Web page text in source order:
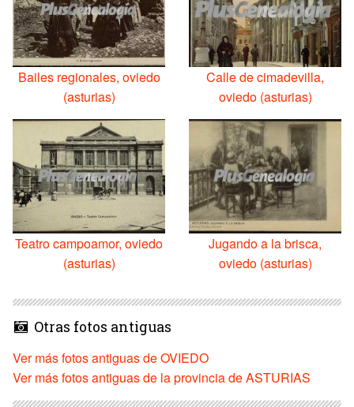
Bailes regionales, oviedo
(asturias)
Calle de cimadevilla,
oviedo (asturias)
Teatro campoamor, oviedo
(asturias)
Jugando a la brisca,
oviedo (asturias)
Otras fotos antiguas
Ver más fotos antiguas de OVIEDO
Ver más fotos antiguas de la provincia de ASTURIAS